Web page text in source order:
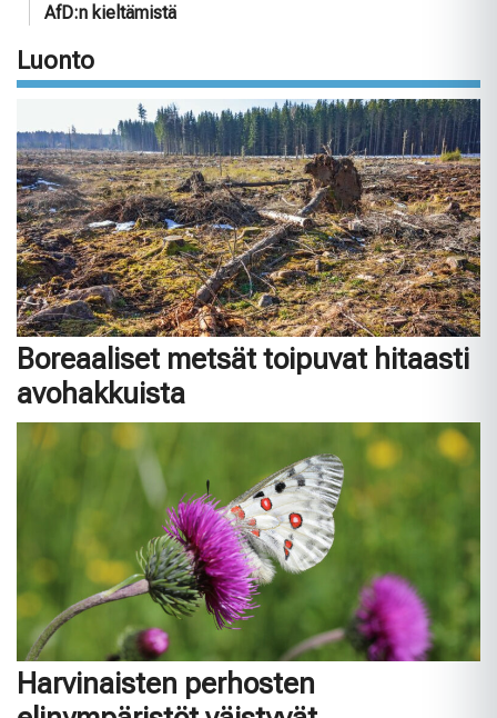
AfD:n kieltämistä
Luonto
Boreaaliset metsät toipuvat hitaasti
avohakkuista
Harvinaisten perhosten